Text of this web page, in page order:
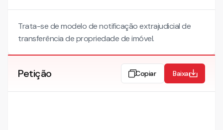
Trata-se de modelo de notificação extrajudicial de
transferência de propriedade de imóvel.
Petição Copiar Baixar